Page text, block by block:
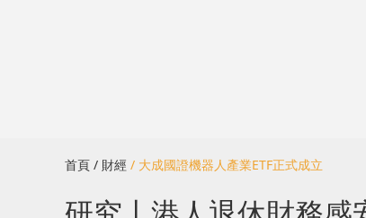
首頁 / 財經 / 大成國證機器人產業ETF正式成立